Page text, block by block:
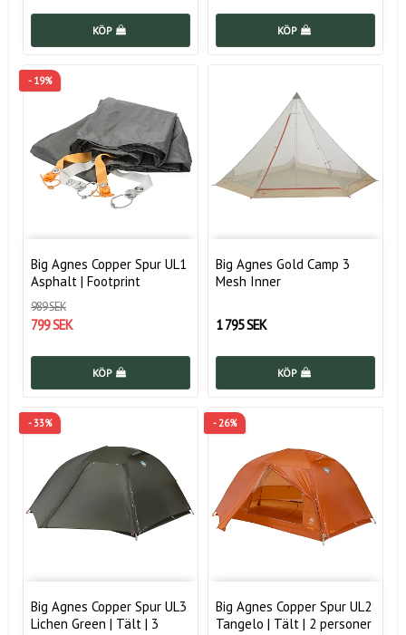
KÖP KÖP
- 19%
Big Agnes Copper Spur UL1
Asphalt | Footprint
989 SEK
799 SEK
KÖP
Big Agnes Gold Camp 3
Mesh Inner
1 795 SEK
KÖP
- 33%
Big Agnes Copper Spur UL3
Lichen Green | Tält | 3
- 26%
Big Agnes Copper Spur UL2
Tangelo | Tält | 2 personer